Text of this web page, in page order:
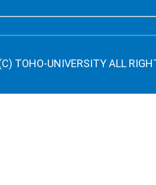
TOHO-UNIVERSITY ALL